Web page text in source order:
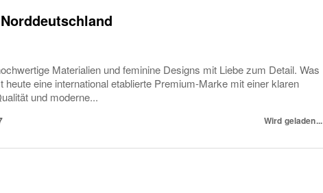
Materialien und feminine Designs mit Liebe zum Detail. Was
eine international etablierte Premium-Marke mit einer klaren
und moderne...
Wird geladen...